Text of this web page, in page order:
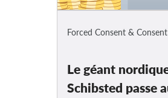
Forced Consent &
Le géant
Schibsted passe